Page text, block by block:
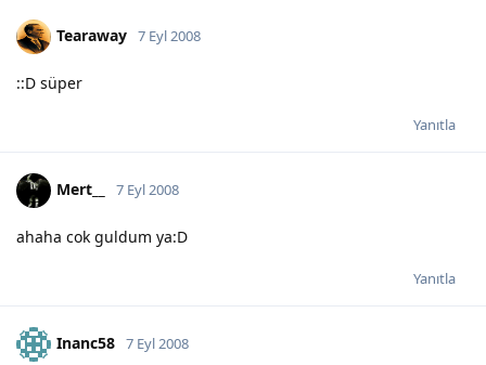
Tearaway 7 Eyl 2008
::D süper
Yanıtla
Mert__ 7 Eyl 2008
ahaha cok guldum ya:D
Yanıtla
Inanc58 7 Eyl 2008